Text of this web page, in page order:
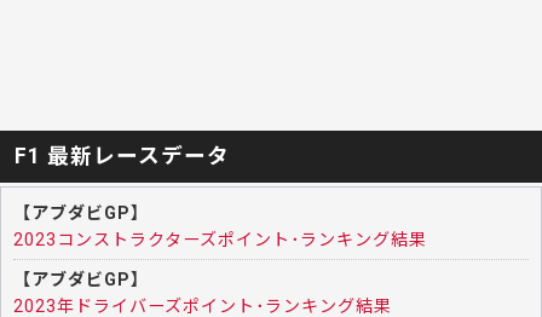
F1 最新レースデータ
【アブダビGP】
2023コンストラクターズポイント･ランキング結果
【アブダビGP】
2023年ドライバーズポイント･ランキング結果